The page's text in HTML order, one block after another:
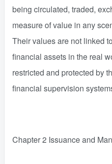
being circulated, traded,
measure of value in any
Their values are not linked
financial assets in the real
restricted and protected by
financial supervision
Chapter 2 Issuance and